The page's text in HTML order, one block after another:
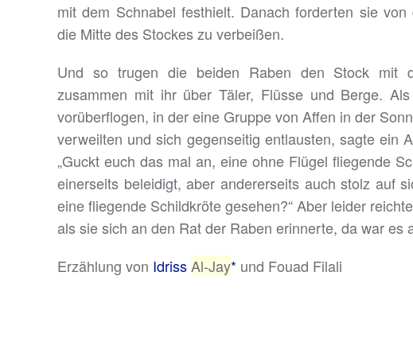
mit dem Schnabel festhielt. Danach forderten sie
die Mitte des Stockes zu verbeißen.
Und so trugen die beiden Raben den Stock mit
zusammen mit ihr über Täler, Flüsse und Berge.
vorüberflogen, in der eine Gruppe von Affen in der
verweilten und sich gegenseitig entlausten, sagte ein
„Guckt euch das mal an, eine ohne Flügel fliegende
einerseits beleidigt, aber andererseits auch stolz auf
eine fliegende Schildkröte gesehen?“ Aber leider
als sie sich an den Rat der Raben erinnerte, da war es
Erzählung von IdrissAl-Jay* und Fouad Filali